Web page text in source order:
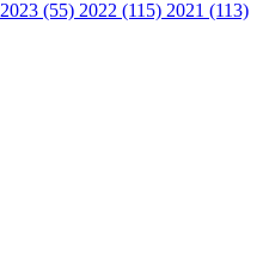
2023 (55) 2022 (115) 2021 (113)